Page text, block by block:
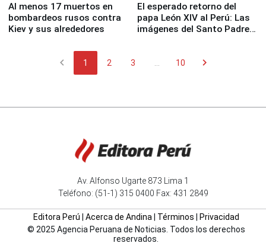
Al menos 17 muertos en
bombardeos rusos contra
Kiev y sus alrededores
El esperado retorno del
papa León XIV al Perú: Las
imágenes del Santo Padre
chevron_left 1 2 3 10 chevron_right
Av. Alfonso Ugarte 873 Lima 1
Teléfono: (51-1) 315 0400 Fax: 431 2849
Editora Perú Acerca de Andina| Términos
Privacidad
© 2025 Agencia Peruana de Noticias. Todos los derechos
reservados.